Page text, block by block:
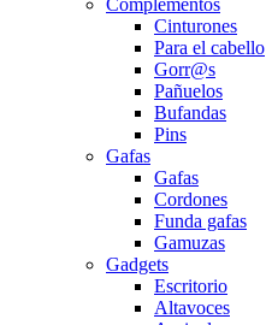
Cinturones
Para el cabello
Gorr@s
Pañuelos
Bufandas
Pins
Gafas
Gafas
Cordones
Funda gafas
Gamuzas
Gadgets
Escritorio
Altavoces